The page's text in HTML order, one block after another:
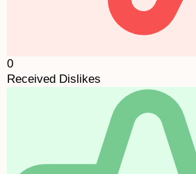
0
Received Dislikes